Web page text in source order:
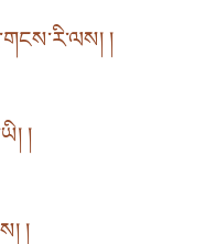
།
།
།